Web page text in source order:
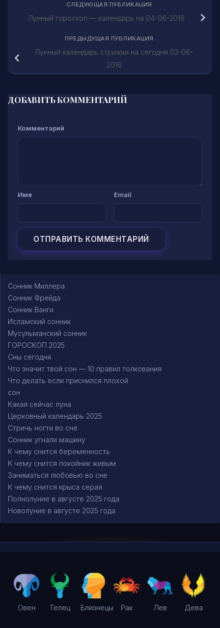
СЛЕДУЮЩАЯ ПУБЛИКАЦИЯ
Лунный гороскоп — календарь на 04-06-2016
ПРЕДЫДУЩАЯ ПУБЛИКАЦИЯ
Лунный календарь стрижки на сегодня 02-06-
2016
ДОБАВИТЬ КОММЕНТАРИЙ
Комментарий
Имя Email
Сонник Миллера
Сонник Фрейда
Сонник Ванги
Исламский сонник
Мусульманский сонник
ГОРОСКОП 2025
Сны сегодня
Что значит твой сон — 10 правил толкования
Что делать если приснился плохой
сон
Какая сейчас луна
Церковный календарь 2025
Стричь ногти во сне
Сонник угнали машину
К чему снится беременность
К чему снится покойник живым
Заниматься любовью во сне
К чему снится крыса серая
Полнолуние в августе 2025 года
Новолуние в августе 2025 года
Овен Телец Близнецы Рак Лев Дева